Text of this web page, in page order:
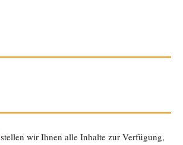
stellen wir Ihnen alle Inhalte zur Verfügung,